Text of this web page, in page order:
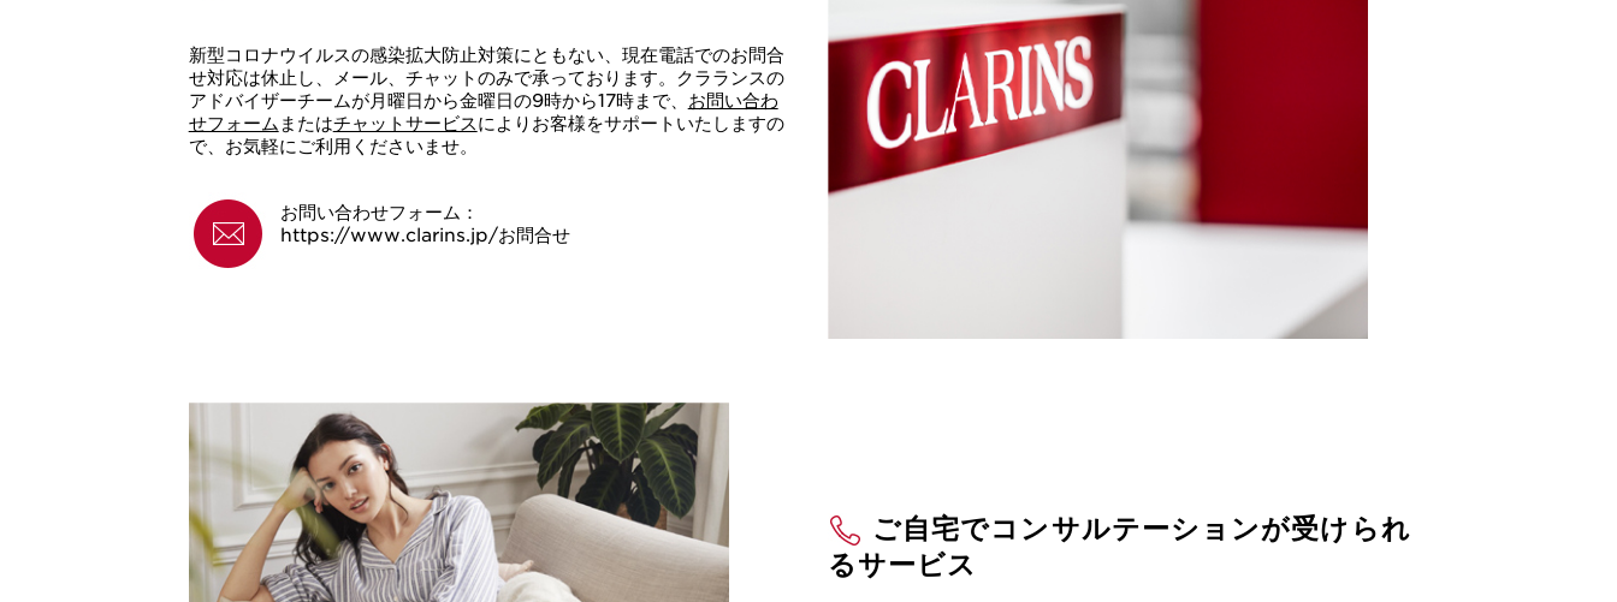
新型コロナウイルスの感染拡大防止対策にともない、現在電話でのお問合
せ対応は休止し、メール、チャットのみで承っております。クラランスの
アドバイザーチームが月曜日から金曜日の9時から17時まで、 お問い合わ
せフォーム またはチャットサービスによりお客様をサポートいたしますの
で、お気軽にご利用くださいませ。
お問い合わせフォーム：
https://www.clarins.jp/お問合せ
ご自宅でコンサルテーションが受けられ
るサービス